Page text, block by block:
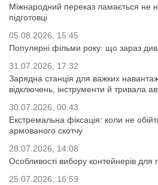
Міжнародний переказ ламається не
підготовці
05.08.2026, 15:45
Популярні фільми року: що зараз
31.07.2026, 17:32
Зарядна станція для важких
відключень, інструменти й тривала
30.07.2026, 00:43
Екстремальна фіксація: коли не
армованого скотчу
28.07.2026, 14:08
Особливості вибору контейнерів для
25.07.2026, 16:59